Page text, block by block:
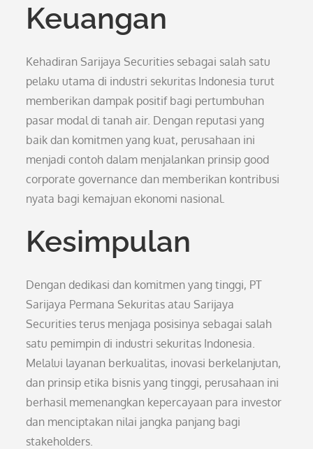
Keuangan
Kehadiran Sarijaya Securities sebagai salah satu
pelaku utama di industri sekuritas Indonesia turut
memberikan dampak positif bagi pertumbuhan
pasar modal di tanah air. Dengan reputasi yang
baik dan komitmen yang kuat, perusahaan ini
menjadi contoh dalam menjalankan prinsip good
corporate governance dan memberikan kontribusi
nyata bagi kemajuan ekonomi nasional.
Kesimpulan
Dengan dedikasi dan komitmen yang tinggi, PT
Sarijaya Permana Sekuritas atau Sarijaya
Securities terus menjaga posisinya sebagai salah
satu pemimpin di industri sekuritas Indonesia.
Melalui layanan berkualitas, inovasi berkelanjutan,
dan prinsip etika bisnis yang tinggi, perusahaan ini
berhasil memenangkan kepercayaan para investor
dan menciptakan nilai jangka panjang bagi
stakeholders.